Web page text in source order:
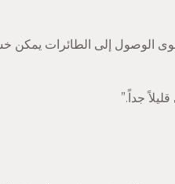
الوصول إلى الطائرات يمكن
جداً.”